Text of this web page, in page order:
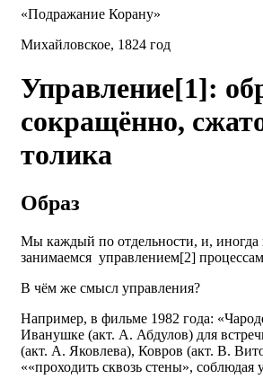
«Подражание Корану»
Михайловское, 1824 год
Управление[1]:
сокращённо,
толика
Образ
Мы каждый по отдельности, и, иногда
занимаемся управлением[2]
В чём же смысл управления?
Например, в фильме 1982 года:
Иванушке (акт. А. Абдулов) для
(акт. А. Яковлева), Ковров (акт. В.
««проходить сквозь стены», соблюдая